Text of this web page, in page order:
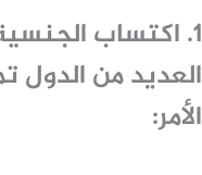
1. اكتساب الجنسية عبر الإقامة
العديد من الدول
الأمر: